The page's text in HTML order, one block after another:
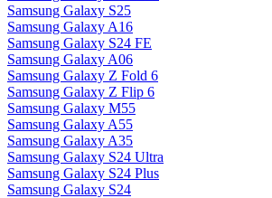
Samsung Galaxy S25
Samsung Galaxy A16
Samsung Galaxy S24 FE
Samsung Galaxy A06
Samsung Galaxy Z Fold 6
Samsung Galaxy Z Flip 6
Samsung Galaxy M55
Samsung Galaxy A55
Samsung Galaxy A35
Samsung Galaxy S24 Ultra
Samsung Galaxy S24 Plus
Samsung Galaxy S24